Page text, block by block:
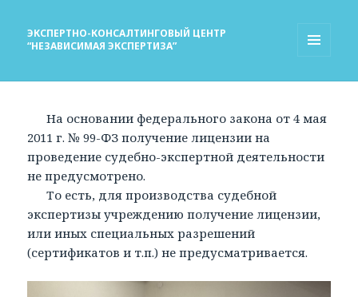
ЭКСПЕРТНО-КОНСАЛТИНГОВЫЙ ЦЕНТР
“НЕЗАВИСИМАЯ ЭКСПЕРТИЗА”
На основании федерального закона от 4 мая
2011 г. № 99-ФЗ получение лицензии на
проведение судебно-экспертной деятельности
не предусмотрено.
То есть, для производства судебной
экспертизы учреждению получение лицензии,
или иных специальных разрешений
(сертификатов и т.п.) не предусматривается.